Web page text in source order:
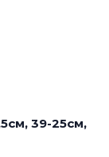
39-25см,